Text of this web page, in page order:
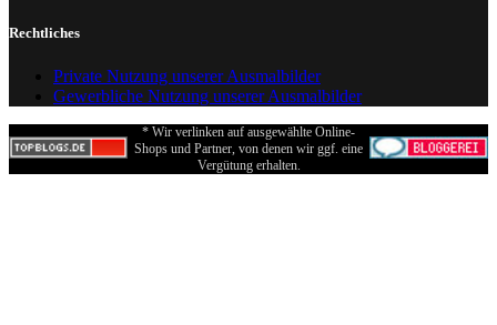
Rechtliches
Private Nutzung unserer Ausmalbilder
Gewerbliche Nutzung unserer Ausmalbilder
* Wir verlinken auf ausgewählte Online-
Shops und Partner, von denen wir ggf. eine
Vergütung erhalten.